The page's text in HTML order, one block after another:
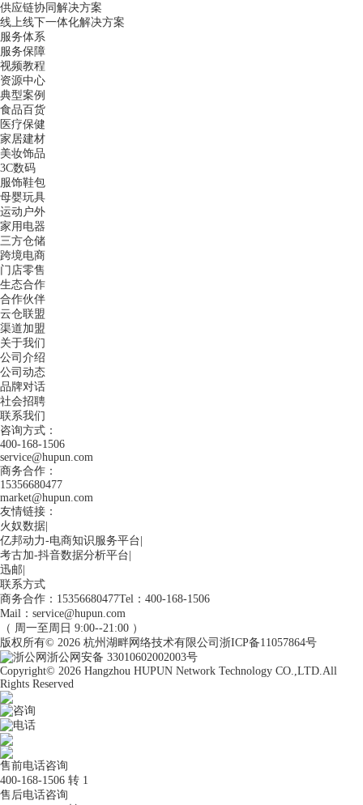
供应链协同解决方案
线上线下一体化解决方案
服务体系
服务保障
视频教程
资源中心
典型案例
食品百货
医疗保健
家居建材
美妆饰品
3C数码
服饰鞋包
母婴玩具
运动户外
家用电器
三方仓储
跨境电商
门店零售
生态合作
合作伙伴
云仓联盟
渠道加盟
关于我们
公司介绍
公司动态
品牌对话
社会招聘
联系我们
咨询方式：
400-168-1506
service@hupun.com
商务合作：
15356680477
market@hupun.com
友情链接：
火奴数据
亿邦动力-电商知识服务平台
考古加-抖音数据分析平台
迅邮
联系方式
商务合作：15356680477Tel：400-168-1506
Mail：service@hupun.com
（ 周一至周日 9:00--21:00 ）
版权所有© 2026 杭州湖畔网络技术有限公司 浙ICP备11057864号
浙公网安备 33010602002003号
Copyright© 2026 Hangzhou HUPUN Network Technology CO.,LTD.All
Rights Reserved
咨询
电话
售前电话咨询
400-168-1506 转 1
售后电话咨询